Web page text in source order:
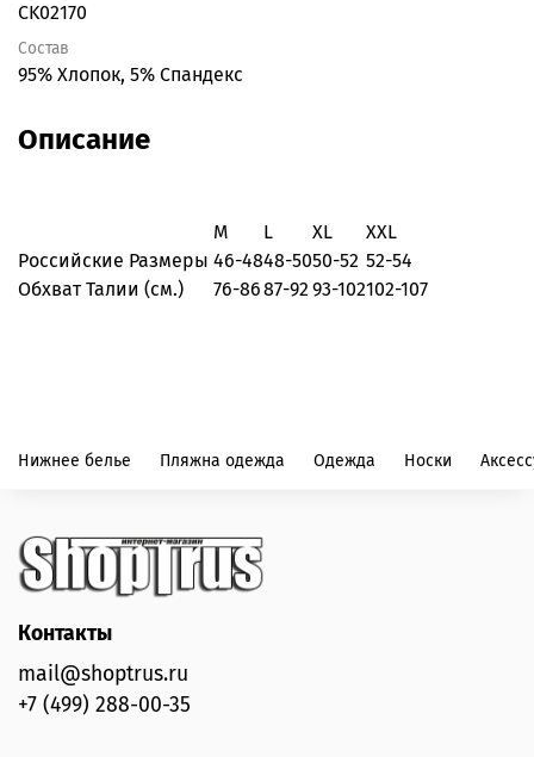
CK02170
Состав
95% Хлопок, 5% Спандекс
Описание
M L XL
XXL
Российские Размеры 46-4848-5050-52 52-54
Обхват Талии (см.)
76-8687-92 93-102102-107
Нижнее белье Пляжна одежда Одежда Носки
Контакты
mail@shoptrus.ru
+7 (499) 288-00-35